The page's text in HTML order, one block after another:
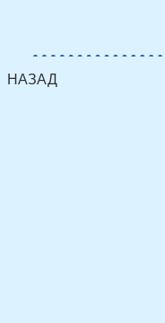
НАЗАД